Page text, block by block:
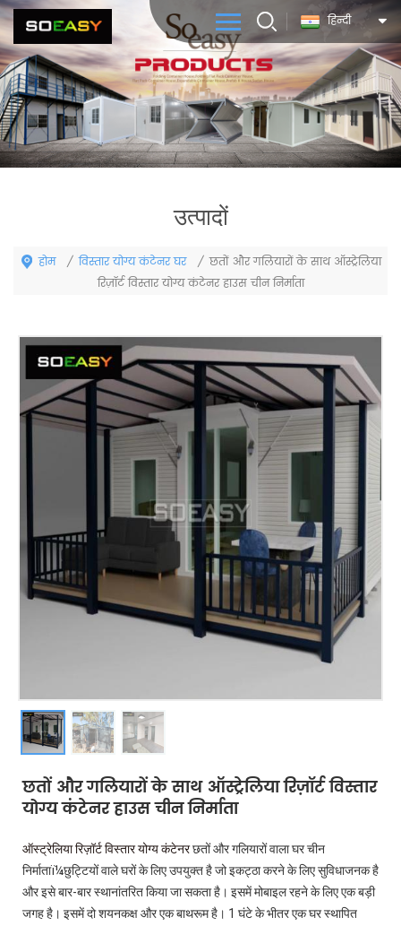
हिन्दी
उत्पादों
होम / विस्तार योग्य कंटेनर घर / छतों और गलियारों के साथ ऑस्ट्रेलिया
रिज़ॉर्ट विस्तार योग्य कंटेनर हाउस चीन निर्माता
छतों और गलियारों के साथ ऑस्ट्रेलिया रिज़ॉर्ट विस्तार
योग्य कंटेनर हाउस चीन निर्माता
ऑस्ट्रेलिया रिज़ॉर्ट विस्तार योग्य कंटेनरछतों और गलियारों वाला घर चीन
निर्माताï¼छुट्टियों वाले घरों के लिए उपयुक्त है जो इकट्ठा करने के लिए सुविधाजनक है
और इसे बार-बार स्थानांतरित किया जा सकता है। इसमें मोबाइल रहने के लिए एक बड़ी
जगह है। इसमें दो शयनकक्ष और एक बाथरूम है। 1 घंटे के भीतर एक घर स्थापित